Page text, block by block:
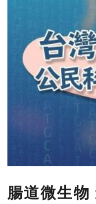
腸道微生物